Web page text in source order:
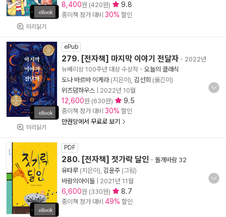
미리읽기
8,400원 (420원) 9.8
종이책 정가 대비 30% 할인
미리읽기
ePub
279. [전자책] 마지막 이야기 전달자 - 2022년
뉴베리상 100주년 대상 수상작 - 오늘의 클래식
도나 바르바 이게라(지은이), 김선희 (옮긴이)
위즈덤하우스
2022년 10월
12,600원 (630원) 9.5
종이책 정가 대비 30% 할인
만권당에서 무료로 보기
PDF
280. [전자책] 젓가락 달인 - 돌개바람 32
유타루 (지은이), 김윤주 (그림)
바람의아이들
2021년 11월
6,600원 (330원) 8.7
종이책 정가 대비 49% 할인